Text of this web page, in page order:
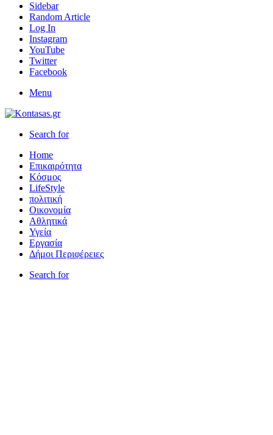
Sidebar
Random Article
Log In
Instagram
YouTube
Twitter
Facebook
Menu
Search for
Home
Επικαιρότητα
Κόσμος
LifeStyle
πολιτική
Οικονομία
Αθλητικά
Υγεία
Εργασία
Δήμοι Περιφέρειες
Search for